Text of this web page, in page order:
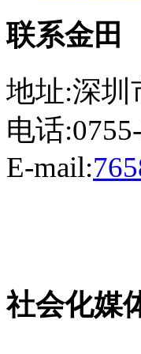
联系金田
地址:深圳
电话
E-mail:
社会化媒